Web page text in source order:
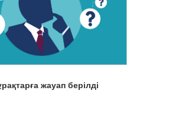
жауап берілді